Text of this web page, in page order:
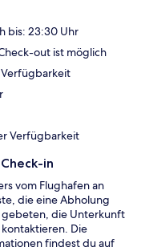
bis: 23:30 Uhr
out ist möglich
Verfügbarkeit
in
vom Flughafen an
die eine Abholung
die Unterkunft
Die
findest du auf